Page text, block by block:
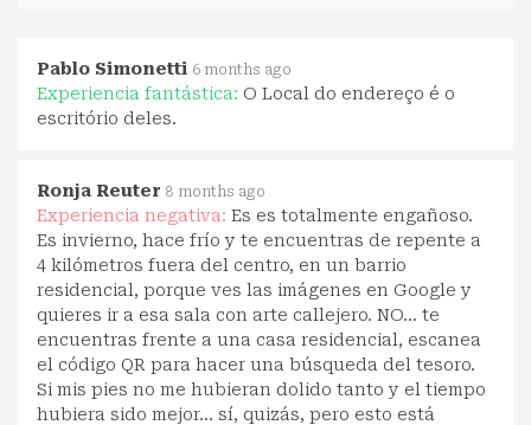
Pablo Simonetti 6 months ago
Experiencia fantástica: O Local do endereço é o
escritório deles.
Ronja Reuter 8 months ago
Experiencia negativa: Es es totalmente engañoso.
Es invierno, hace frío y te encuentras de repente a
4 kilómetros fuera del centro, en un barrio
residencial, porque ves las imágenes en Google y
quieres ir a esa sala con arte callejero. NO... te
encuentras frente a una casa residencial, escanea
el código QR para hacer una búsqueda del tesoro.
Si mis pies no me hubieran dolido tanto y el tiempo
hubiera sido mejor... sí, quizás, pero esto está